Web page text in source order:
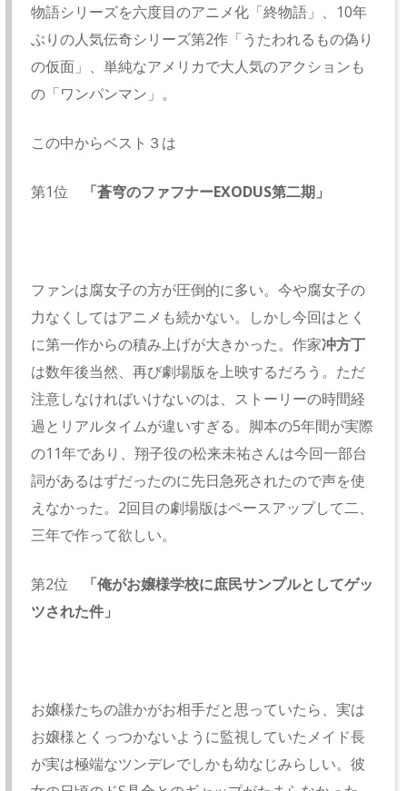
物語シリーズを六度目のアニメ化「終物語」、10年
ぶりの人気伝奇シリーズ第2作「うたわれるもの偽り
の仮面」、単純なアメリカで大人気のアクションも
の「ワンパンマン」。
この中からベスト３は
第1位 「蒼穹のファフナーEXODUS第二期」
ファンは腐女子の方が圧倒的に多い。今や腐女子の
力なくしてはアニメも続かない。しかし今回はとく
に第一作からの積み上げが大きかった。作家冲方丁
は数年後当然、再び劇場版を上映するだろう。ただ
注意しなければいけないのは、ストーリーの時間経
過とリアルタイムが違いすぎる。脚本の5年間が実際
の11年であり、翔子役の松来未祐さんは今回一部台
詞があるはずだったのに先日急死されたので声を使
えなかった。2回目の劇場版はペースアップして二、
三年で作って欲しい。
第2位
「俺がお嬢様学校に庶民サンプルとしてゲッ
ツされた件」
お嬢様たちの誰かがお相手だと思っていたら、実は
お嬢様とくっつかないように監視していたメイド長
が実は極端なツンデレでしかも幼なじみらしい。彼